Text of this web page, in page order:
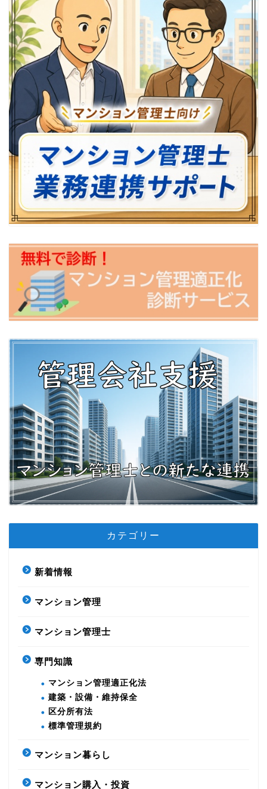
カテゴリー
新着情報
マンション管理
マンション管理士
専門知識
マンション管理適正化法
建築・設備・維持保全
区分所有法
標準管理規約
マンション暮らし
マンション購入・投資